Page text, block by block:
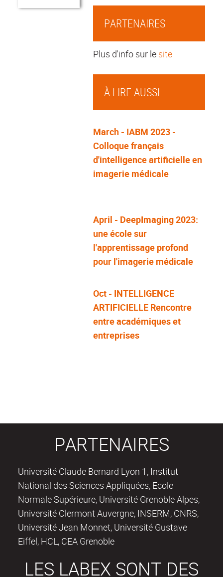
PARTENAIRES
Plus d'info sur le site
À LIRE AUSSI
March - IABM 2023 -
Colloque français
d'intelligence artificielle en
imagerie médicale
April - DeepImaging 2023:
une école sur
l'apprentissage profond
pour l'imagerie médicale
Oct - INTELLIGENCE
ARTIFICIELLE Rencontre
entre académiques et
entreprises
PARTENAIRES
Université Claude Bernard Lyon 1, Institut
National des Sciences Appliquées, Ecole
Normale Supérieure, Université Grenoble Alpes,
Université Clermont Auvergne, INSERM, CNRS,
Université Jean Monnet, Université Gustave
Eiffel, HCL, CEA Grenoble
LES LABEX SONT DES